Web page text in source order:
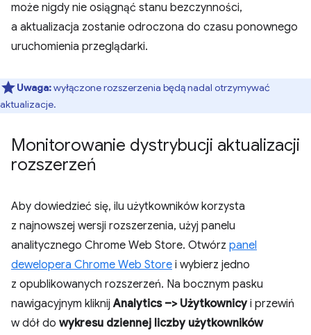
może nigdy nie osiągnąć stanu bezczynności,
a aktualizacja zostanie odroczona do czasu ponownego
uruchomienia przeglądarki.
Uwaga:wyłączone rozszerzenia będą nadal otrzymywać
aktualizacje.
Monitorowanie dystrybucji aktualizacji
rozszerzeń
Aby dowiedzieć się, ilu użytkowników korzysta
z najnowszej wersji rozszerzenia, użyj panelu
analitycznego Chrome Web Store. Otwórz panel
dewelopera Chrome Web Store i wybierz jedno
z opublikowanych rozszerzeń. Na bocznym pasku
nawigacyjnym kliknijAnalytics –> Użytkownicyi przewiń
w dół do wykresu dziennej liczby użytkowników